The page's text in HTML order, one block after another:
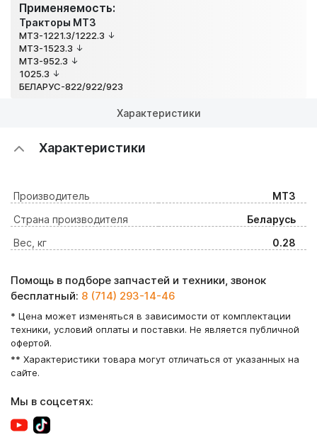
Применяемость:
Тракторы МТЗ
МТЗ-1221.3/1222.3
МТЗ-1523.3
МТЗ-952.3
1025.3
БЕЛАРУС-822/922/923
Характеристики
Характеристики
Производитель
МТЗ
Страна производителя
Беларусь
Вес, кг
0.28
Помощь в подборе запчастей и техники, звонок
бесплатный: 8 (714) 293-14-46
* Цена может изменяться в зависимости от комплектации
техники, условий оплаты и поставки. Не является публичной
офертой.
** Характеристики товара могут отличаться от указанных на
сайте.
Мы в соцсетях: